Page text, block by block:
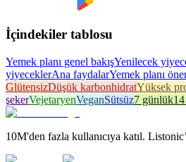
İçindekiler tablosu
Yemek planı genel bakışYenilecek
yiyeceklerAna faydalarYemek planı
GlütensizDüşük karbonhidratYüksek
şekerVejetaryenVeganSütsüz7 günlük
10M'den fazla kullanıcıya katıl.